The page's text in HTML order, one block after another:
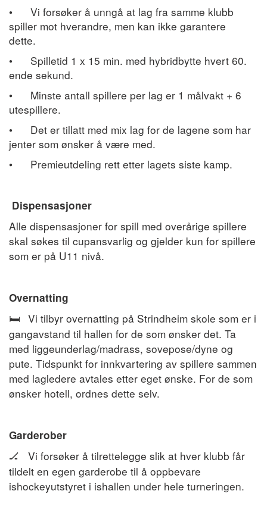
•
Vi forsøker å unngå at lag fra samme klubb
spiller mot hverandre, men kan ikke garantere
dette.
•
Spilletid 1 x 15 min. med hybridbytte hvert 60.
ende sekund.
•
Minste antall spillere per lag er 1 målvakt + 6
utespillere.
•
Det er tillatt med mix lag for de lagene som har
jenter som ønsker å være med.
•
Premieutdeling rett etter lagets siste kamp.
Dispensasjoner
Alle dispensasjoner for spill med overårige spillere
skal søkes til cupansvarlig og gjelder kun for spillere
som er på U11 nivå.
Overnatting
🛏️
Vi tilbyr overnatting på Strindheim skole som er i
gangavstand til hallen for de som ønsker det. Ta
med liggeunderlag/madrass, sovepose/dyne og
pute. Tidspunkt for innkvartering av spillere sammen
med lagledere avtales etter eget ønske. For de som
ønsker hotell, ordnes dette selv.
Garderober
🏒
Vi forsøker å tilrettelegge slik at hver klubb får
tildelt en egen garderobe til å oppbevare
ishockeyutstyret i ishallen under hele turneringen.